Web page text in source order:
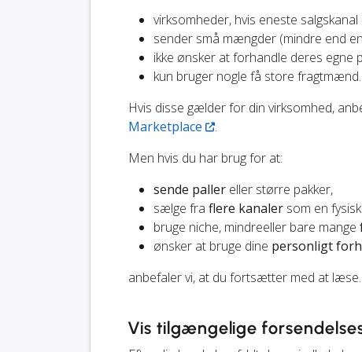
virksomheder, hvis eneste
sender små mængder (mindre end
ikke ønsker at forhandle deres egne
kun bruger nogle få store fragtmænd.
Hvis disse gælder for din virksomhed,
Marketplace
.
Men hvis du har brug for at:
sende paller eller større pakker,
sælge fra flere kanaler som en
bruge niche, mindreeller bare mange
ønsker at bruge dine personligt
anbefaler vi, at du fortsætter med at læse.
Vis tilgængelige